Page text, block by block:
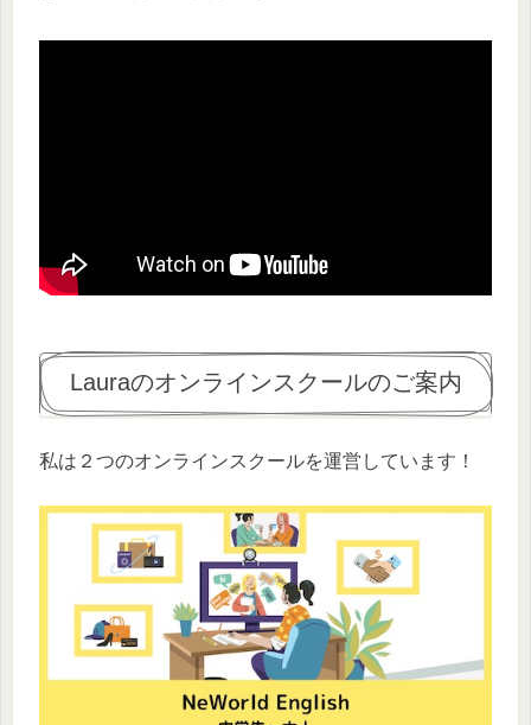
Lauraのオンラインスクールのご案内
私は２つのオンラインスクールを運営しています！